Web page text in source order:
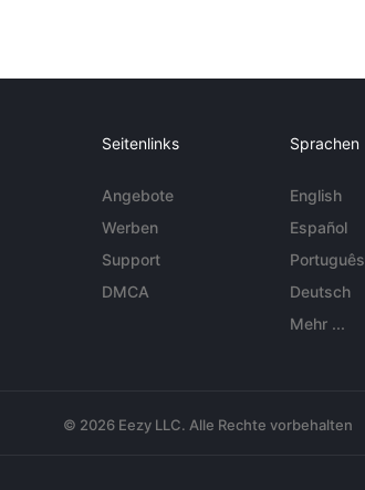
Seitenlinks
Angebote
Werben
Support
DMCA
Sprachen
English
Español
Português
Deutsch
Mehr ...
© 2026 Eezy LLC. Alle Rechte vorbehalten